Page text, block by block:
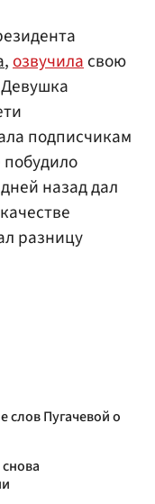
,озвучиласвою
подписчикам
назад дал
разницу
слов Пугачевой о